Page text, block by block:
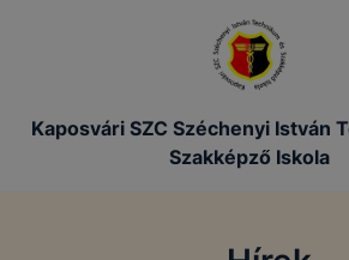
Kaposvári SZC Széchenyi István
Szakképző Iskola